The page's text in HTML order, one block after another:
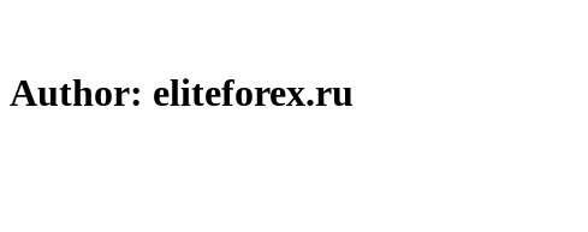
Author: eliteforex.ru